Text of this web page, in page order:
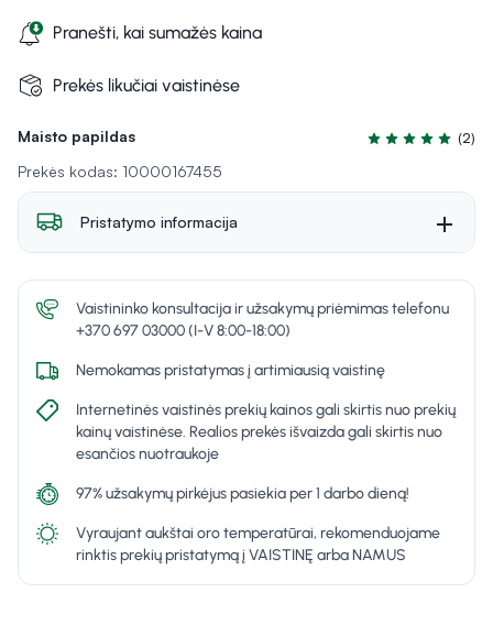
Maisto papildas
Įvertinimas 5.0
(2)
Prekės kodas: 10000167455
Pranešti, kai sumažės kaina
Prekės likučiai vaistinėse
Pristatymo informacija
Vaistininko konsultacija ir užsakymų priėmimas telefonu
+370 697 03000 (I-V 8:00-18:00)
Nemokamas pristatymas į artimiausią vaistinę
Internetinės vaistinės prekių kainos gali skirtis nuo prekių
kainų vaistinėse. Realios prekės išvaizda gali skirtis nuo
esančios nuotraukoje
97% užsakymų pirkėjus pasiekia per 1 darbo dieną!
Vyraujant aukštai oro temperatūrai, rekomenduojame
rinktis prekių pristatymą į VAISTINĘ arba NAMUS